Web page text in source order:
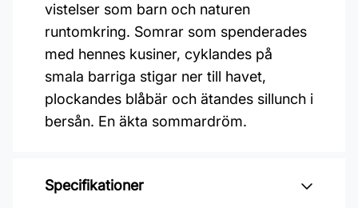
vistelser som barn och naturen
runtomkring. Somrar som spenderades
med hennes kusiner, cyklandes på
smala barriga stigar ner till havet,
plockandes blåbär och ätandes sillunch i
bersån. En äkta sommardröm.
Specifikationer